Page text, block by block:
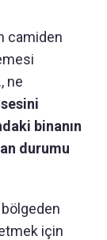
camiden
ne
binanın
durumu
için